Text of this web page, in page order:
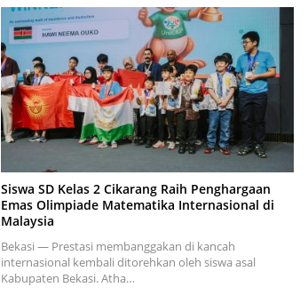
Siswa SD Kelas 2 Cikarang Raih Penghargaan
Emas Olimpiade Matematika Internasional di
Malaysia
Bekasi — Prestasi membanggakan di kancah
internasional kembali ditorehkan oleh siswa asal
Kabupaten Bekasi. Atha…